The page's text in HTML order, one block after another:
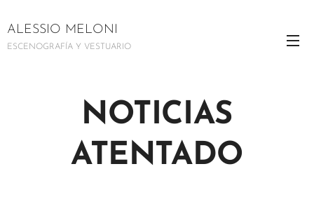
ALESSIO MELONI
ESCENOGRAFÍA Y VESTUARIO
NOTICIAS
ATENTADO